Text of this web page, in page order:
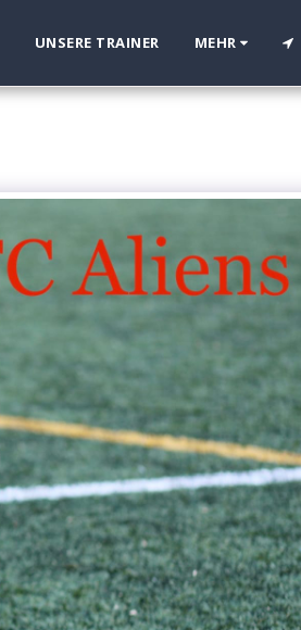
UNSERE TRAINER MEHR